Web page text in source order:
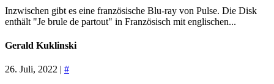
Inzwischen gibt es eine französische Blu-ray von Pulse. Die Disk
enthält "Je brule de partout" in Französisch mit englischen...
Gerald Kuklinski
26. Juli, 2022 | #